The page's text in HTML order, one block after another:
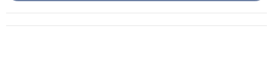
pluim, voor het helemaal licht was, nog